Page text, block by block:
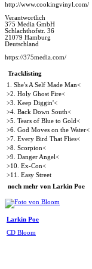
http://www.cookingvinyl.com/
Verantwortlich
375 Media GmbH
Schlachthofstr. 36
21079 Hamburg
Deutschland
https://375media.com/
Tracklisting
1. She's A Self Made Man<
>2. Holy Ghost Fire<
>3. Keep Diggin'<
>4. Back Down South<
>5. Tears of Blue to Gold<
>6. God Moves on the Water<
>7. Every Bird That Flies<
>8. Scorpion<
>9. Danger Angel<
>10. Ex-Con<
>11. Easy Street
noch mehr von Larkin Poe
Larkin Poe
CD Bloom